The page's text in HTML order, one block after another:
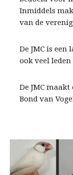
Inmiddels
van de
De JMC is
ook veel
De JMC
Bond van